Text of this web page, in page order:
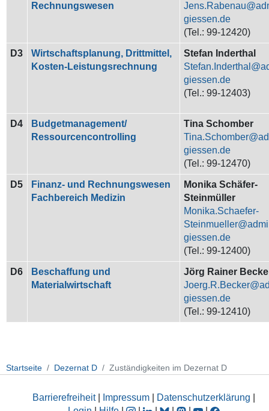
Rechnungswesen
Jens.Rabenau
(Tel.: 99-12420)
D3
Wirtschaftsplanung, Drittmittel,
Kosten-Leistungsrechnung
Stefan Inderthal
Stefan.Inderthal
(Tel.: 99-12403)
D4
Budgetmanagement/
Ressourcencontrolling
Tina Schomber
Tina.Schomber
(Tel.: 99-12470)
D5
Finanz- und Rechnungswesen
Fachbereich Medizin
Monika Schäfer-
Steinmüller
Monika.Schaefer-
Steinmueller
(Tel.: 99-12400)
D6 Beschaffung und
Materialwirtschaft
Jörg Rainer
Joerg.R.Becker
(Tel.: 99-12410)
Startseite Dezernat D Zuständigkeiten im Dezernat D
Barrierefreiheit| Impressum Datenschutzerklärung